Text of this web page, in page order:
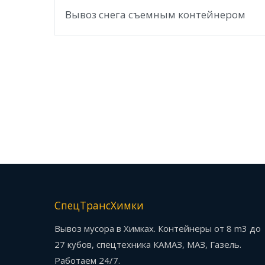
Вывоз снега съемным контейнером
СпецТрансХимки
Вывоз мусора в Химках. Контейнеры от 8 m3 до
27 кубов, спецтехника КАМАЗ, МАЗ, Газель.
Работаем 24/7.